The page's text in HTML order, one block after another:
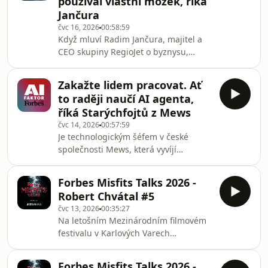
Show. A jak to všechno stíháte? To je
jedna z nejčastějších otázek, kterou
dostává Lubo Smid v posledních dvou
letech, kdy vyplatil podíly dalších
spolumajitelů a stal se jediným vl
Jančura
čvc 16, 202600:58:59
Když mluví Radim Jančura, majitel a
CEO skupiny RegioJet o byznysu,
která občas hraničí s provokací. V
novém díle podcastu The Forbes Show
poodhalil zákulisí tvrdého
konkurenčního boje na železnici,
vysvětlil, proč musel odpískat expanzi
v Polsku, a popsal svůj osobitý přístup
k leadershipu, rodině i
technologiím.Před rokem Regio
Zakažte lidem pracovat. Ať
to raději naučí AI agenta,
říká Starýchfojtů z Mews
čvc 14, 202600:57:59
Je technologickým šéfem v české
společnosti Mews, která vyvíjí
Josef Starýchfojtů tvrdí, že většina lidí
dnes používá umělou inteligenci
špatně. Místo aby ji trpělivě naučili,
jak za ně dělat jejich práci, neustále
technologii dokazují, že jsou chytřejší
než ona. V Mews ale podle něj zvolili
opačný přístup.„Tvoji práci za tebe
Forbes Misfits Talks 2026 -
Robert Chvátal #5
čvc 13, 202600:35:27
Na letošním Mezinárodním filmovém
festivalu v Karlových Varech